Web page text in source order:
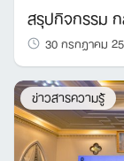
สรุปกิจกรรม
30 กรกฎาคม
ข่าวสารความรู้